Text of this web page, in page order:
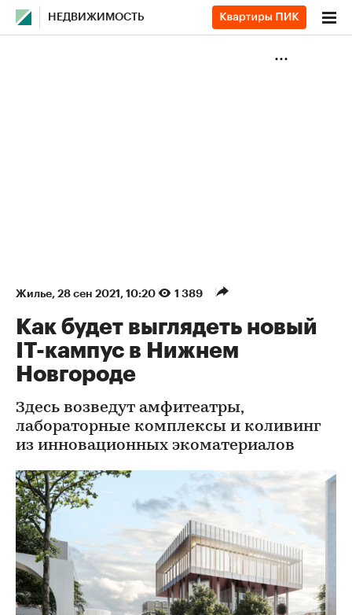
НЕДВИЖИМОСТЬ
Жилье⁠, 28 сен 2021, 10:20 1 389
Как будет выглядеть новый
IT-кампус в Нижнем
Новгороде
Здесь возведут амфитеатры,
лабораторные комплексы и коливинг
из инновационных экоматериалов